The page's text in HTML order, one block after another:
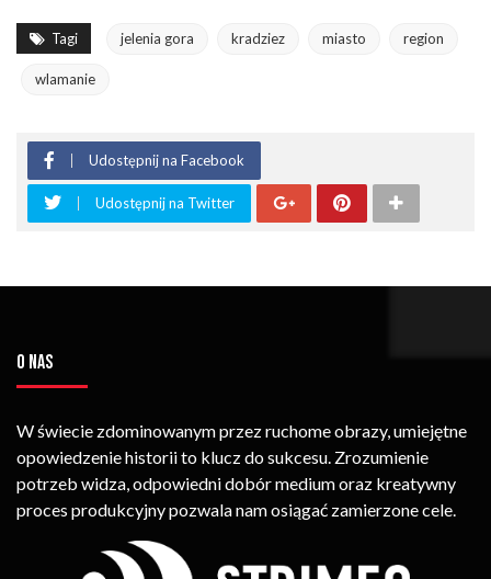
Tagi jelenia gora kradziez miasto region
wlamanie
Udostępnij na Facebook
Udostępnij na Twitter
O NAS
W świecie zdominowanym przez ruchome obrazy, umiejętne
opowiedzenie historii to klucz do sukcesu. Zrozumienie
potrzeb widza, odpowiedni dobór medium oraz kreatywny
proces produkcyjny pozwala nam osiągać zamierzone cele.